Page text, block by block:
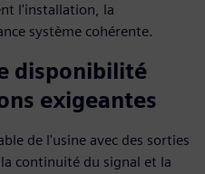
l'installation, la
système cohérente.
disponibilité
exigeantes
de l'usine avec des sorties
continuité du signal et la